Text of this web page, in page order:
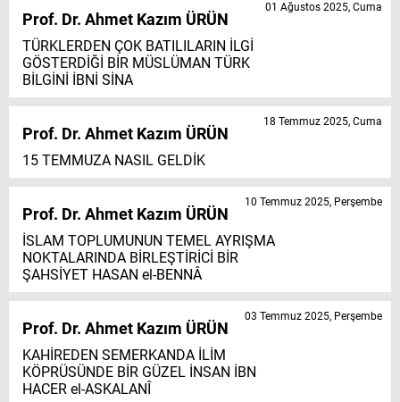
Prof. Dr. Ahmet Kazım ÜRÜN
TÜRKLERDEN ÇOK BATILILARIN İLGİ
GÖSTERDİĞİ BİR MÜSLÜMAN TÜRK
BİLGİNİ İBNİ SİNA
01 Ağustos 2025, Cuma
Prof. Dr. Ahmet Kazım ÜRÜN
15 TEMMUZA NASIL GELDİK
18 Temmuz 2025, Cuma
Prof. Dr. Ahmet Kazım ÜRÜN
İSLAM TOPLUMUNUN TEMEL AYRIŞMA
NOKTALARINDA BİRLEŞTİRİCİ BİR
ŞAHSİYET HASAN el-BENNÂ
10 Temmuz 2025, Perşembe
Prof. Dr. Ahmet Kazım ÜRÜN
KAHİREDEN SEMERKANDA İLİM
KÖPRÜSÜNDE BİR GÜZEL İNSAN İBN
HACER el-ASKALANÎ
03 Temmuz 2025, Perşembe